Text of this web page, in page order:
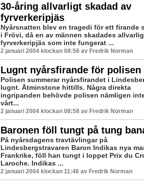
30-åring allvarligt skadad av
fyrverkeripjäs
Nyårsnatten blev en tragedi för ett firande
i Frövi, då en av männen skadades
fyrverkeripjäs som inte fungerat ...
2 januari 2004 klockan 08:56 av Fredrik Norman
Lugnt nyårsfirande för polisen
Polisen summerar nyårsfirandet i
lugnt. Åtminstone hittills. Några direkta
ingripanden behövde polisen nämligen
vårt...
2 januari 2004 klockan 08:58 av Fredrik Norman
Baronen föll tungt på tung
På nyårsdagens travtävlingar på
Lindesbergstravaren Baron Indikas nya
Frankrike, föll han tungt i loppet Prix du
Laroche. Indikas ...
2 januari 2004 klockan 11:46 av Fredrik Norman